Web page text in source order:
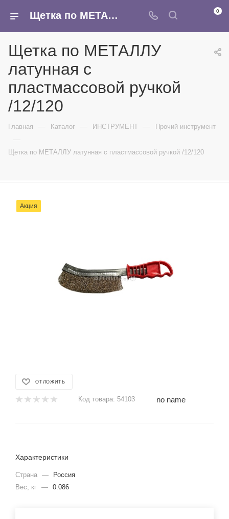
Щетка по МЕТАЛЛУ латунная с пластмассовой ручкой /12/120 - купить в интернет-магазине Армина 0
Щетка по МЕТАЛЛУ
латунная с
пластмассовой ручкой
/12/120
Главная — Каталог — ИНСТРУМЕНТ — Прочий инструмент
—
Щетка по МЕТАЛЛУ латунная с пластмассовой ручкой /12/120
Акция
ОТЛОЖИТЬ
Код товара: 54103 no name
Характеристики
Страна —
Россия
Вес, кг — 0.086